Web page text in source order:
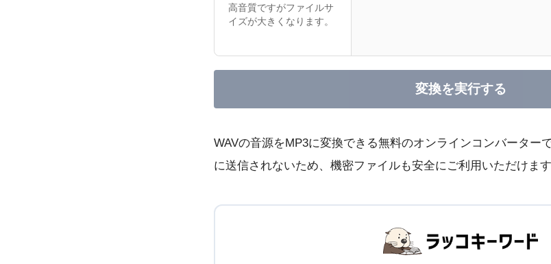
高音質ですがファイルサ
イズが大きくなります。
変換を実行する
WAVの音源をMP3に変換できる無料のオンラインコンバーター
に送信されないため、機密ファイルも安全にご利用いただけます